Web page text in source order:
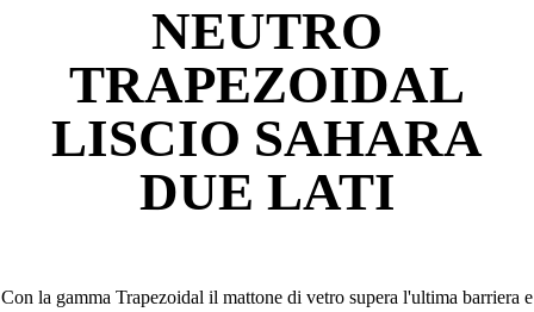
NEUTRO
TRAPEZOIDAL
LISCIO SAHARA
DUE LATI
Con la gamma Trapezoidal il mattone di vetro supera l'ultima barriera e